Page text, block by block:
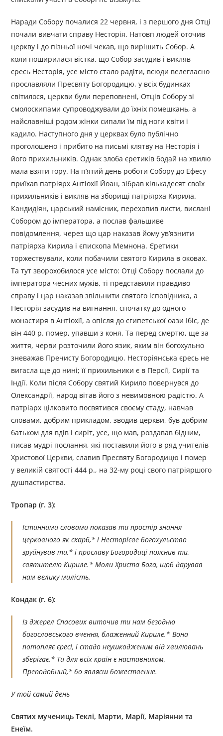
Наради Собору почалися 22 червня, і з першого дня Отці
почали вивчати справу Несторія. Натовп людей оточив
церкву і до пізньої ночі чекав, що вирішить Собор. А
коли поширилася вістка, що Собор засудив і викляв
єресь Несторія, усе місто стало радіти, всюди велегласно
прославляли Пресвяту Богородицю, у всіх будинках
світилося, церкви були переповнені, Отців Собору зі
смолоскипами супроводжували до їхніх помешкань, а
найславніші родом жінки сипали їм під ноги квіти і
кадило. Наступного дня у церквах було публічно
проголошено і прибито на письмі клятву на Несторія і
його прихильників. Однак злоба єретиків бодай на хвилю
мала взяти гору. На п’ятий день роботи Собору до Ефесу
приїхав патріярх Антіохії Йоан, зібрав кількадесят своїх
прихильників і викляв на зборищі патріярха Кирила.
Кандидіян, царський намісник, перехопив листи, вислані
Собором до імператора, а послав фальшиве
повідомлення, через що цар наказав йому ув’язнити
патріярха Кирила і єпископа Мемнона. Єретики
торжествували, коли побачили святого Кирила в оковах.
Та тут зворохобилося усе місто: Отці Собору послали до
імператора чесних мужів, ті представили правдиво
справу і цар наказав звільнити святого ісповідника, а
Несторія засудив на вигнання, спочатку до одного
монастиря в Антіохії, а опісля до єгипетської оази Ібіс, де
він 440 р. помер, упавши з коня. Та перед смертю, ще за
життя, черви розточили його язик, яким він богохульно
зневажав Пречисту Богородицю. Несторіянська єресь не
вигасла ще до нині; її прихильники є в Персії, Сирії та
Індії. Коли після Собору святий Кирило повернувся до
Олександрії, народ вітав його з невимовною радістю. А
патріарх цілковито посвятився своєму стаду, навчав
словами, добрим прикладом, зводив церкви, був добрим
батьком для вдів і сиріт, усе, що мав, роздавав бідним,
писав мудрі послання, які поставили його в ряд учителів
Христової Церкви, славив Пресвяту Богородицю і помер
у великій святості 444 р., на 32-му році свого патріяршого
душпастирства.
Тропар (г. 3):
Істинними словами показав ти простір знання
церковного як скарб,* і Несторієве богохульство
зруйнував ти,* і прославу Богородиці пояснив ти,
святителю Кириле.* Моли Христа Бога, щоб дарував
нам велику милість.
Кондак (г. 6):
Із джерел Спасових виточив ти нам безодню
богословського вчення, блаженний Кириле.* Вона
потопляє єресі, і стадо неушкодженим від хвилювань
зберігає.* Ти для всіх країн є наставником,
Преподобний,* бо являєш божественне.
У той самий день
Святих мучениць Теклі, Марти, Марії, Маріянни та
Енеїм.